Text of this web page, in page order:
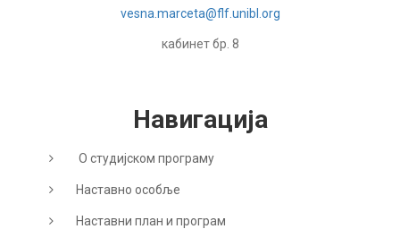
vesna.marceta@flf.unibl.org
кабинет бр. 8
Навигација
О студијском програму
Наставно особље
Наставни план и програм